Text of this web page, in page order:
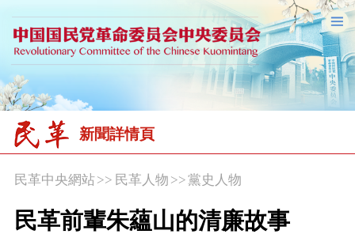
新聞詳情頁
民革中央網站>> 民革人物 >>黨史人物
民革前輩朱蘊山的清廉故事